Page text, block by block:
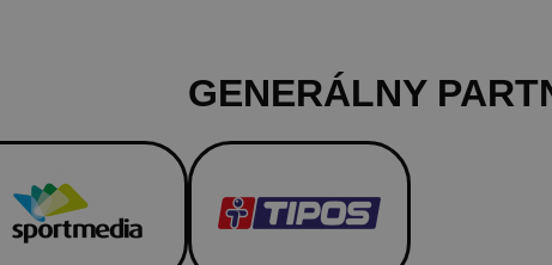
GENERÁLNY